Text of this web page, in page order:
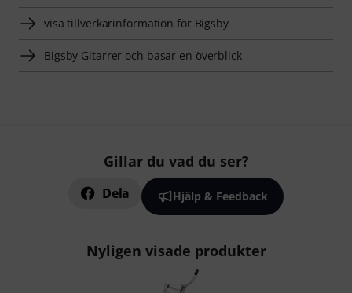
visa tillverkarinformation för Bigsby
Bigsby Gitarrer och basar en överblick
Gillar du vad du ser?
Dela Hjälp & Feedback
Nyligen visade produkter